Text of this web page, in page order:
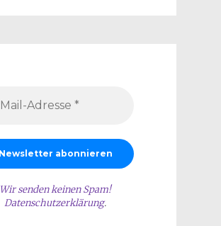
Wir senden keinen Spam!
Datenschutzerklärung.